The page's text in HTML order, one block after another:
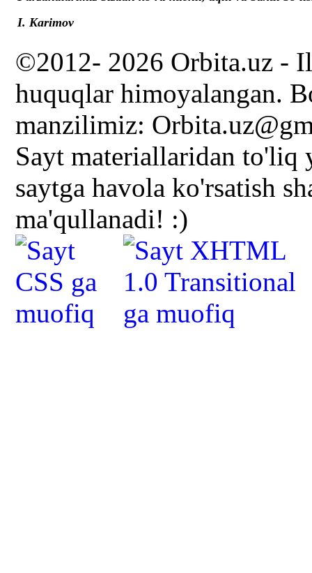
I. Karimov
©2012- 2026 Orbita.uz -
huquqlar himoyalangan.
manzilimiz:
Sayt materiallaridan
saytga havola ko'rsatish
ma'qullanadi! :)